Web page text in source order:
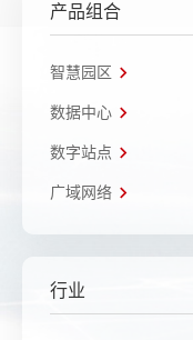
产品组合
智慧园区
数据中心
数字站点
广域网络
行业